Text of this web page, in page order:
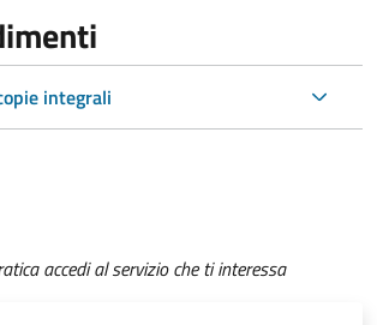
integrali
accedi al servizio che ti interessa